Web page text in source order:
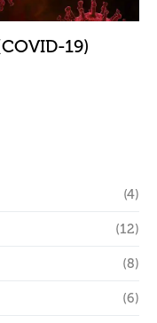
19)
(4)
(12)
(8)
(6)